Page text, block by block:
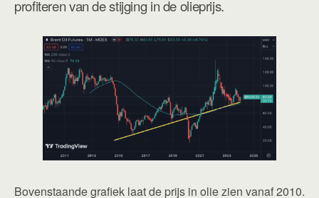
profiteren van de stijging in de olieprijs.
Bovenstaande grafiek laat de prijs in olie zien vanaf 2010.